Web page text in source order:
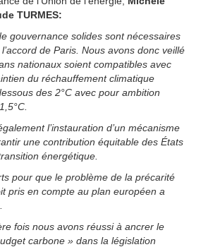
TURMES:
gouvernance solides sont nécessaires
de Paris. Nous avons donc veillé
nationaux soient compatibles avec
du réchauffement climatique
des 2°C avec pour ambition
l’instauration d’un mécanisme
une contribution équitable des États
énergétique.
pour que le problème de la précarité
pris en compte au plan européen a
fois nous avons réussi à ancrer le
carbone » dans la législation